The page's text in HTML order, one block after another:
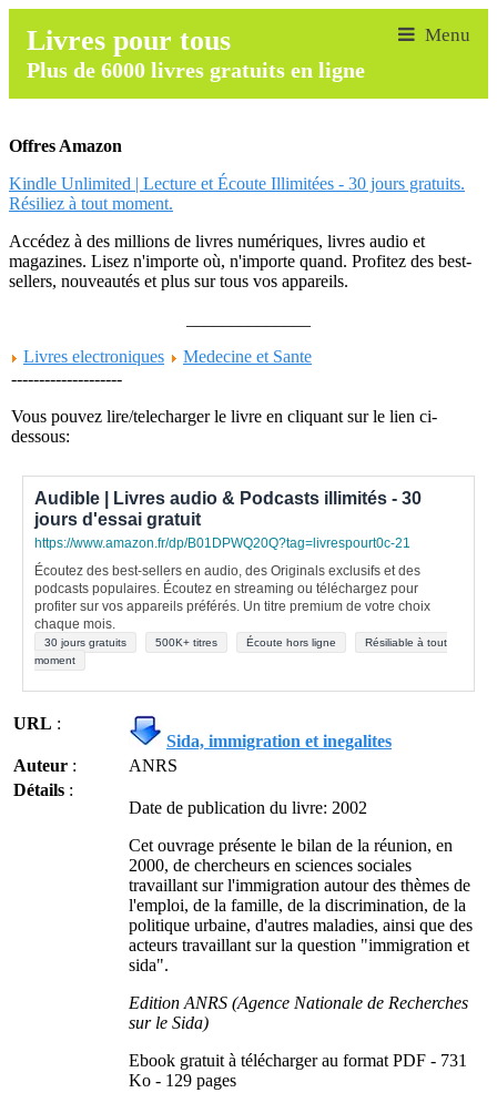
Livres pour tous
Plus de 6000 livres gratuits en ligne
Offres Amazon
Kindle Unlimited | Lecture et Écoute Illimitées - 30 jours gratuits.
Résiliez à tout moment.
Accédez à des millions de livres numériques, livres audio et
magazines. Lisez n'importe où, n'importe quand. Profitez des best-
sellers, nouveautés et plus sur tous vos appareils.
Livres electroniques
Medecine et Sante
--------------------
Vous pouvez lire/telecharger le livre en cliquant sur le lien ci-
dessous:
Audible | Livres audio & Podcasts illimités - 30
jours d'essai gratuit
https://www.amazon.fr/dp/B01DPWQ20Q?tag=livrespourt0c-21
Écoutez des best-sellers en audio, des Originals exclusifs et des
podcasts populaires. Écoutez en streaming ou téléchargez pour
profiter sur vos appareils préférés. Un titre premium de votre choix
chaque mois.
30 jours gratuits 500K+ titres Écoute hors ligne
Résiliable à tout
moment
URL :
Sida, immigration et inegalites
Auteur :
ANRS
Détails :
Date de publication du livre: 2002
Cet ouvrage présente le bilan de la réunion, en
2000, de chercheurs en sciences sociales
travaillant sur l'immigration autour des thèmes de
l'emploi, de la famille, de la discrimination, de la
politique urbaine, d'autres maladies, ainsi que des
acteurs travaillant sur la question "immigration et
sida".
Edition ANRS (Agence Nationale de Recherches
sur le Sida)
Ebook gratuit à télécharger au format PDF - 731
Ko - 129 pages